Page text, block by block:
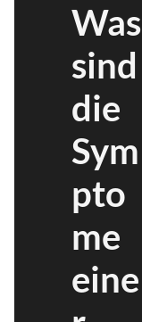
Was
sind
die
Sym
pto
me
eine